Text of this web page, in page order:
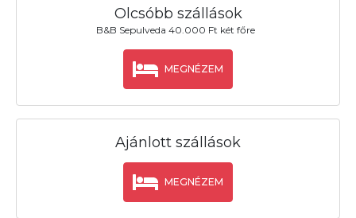
Olcsóbb szállások
B&B Sepulveda 40.000 Ft két főre
MEGNÉZEM
Ajánlott szállások
MEGNÉZEM